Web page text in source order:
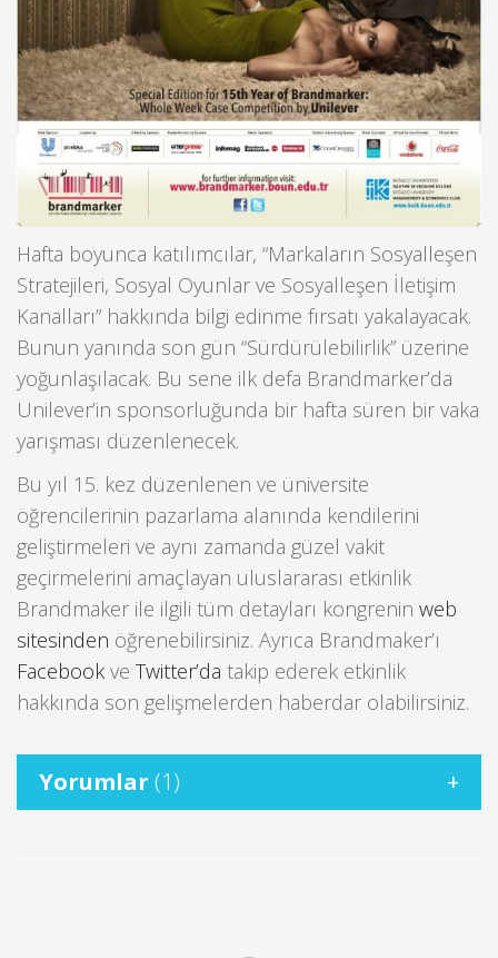
Hafta boyunca katılımcılar, “Markaların Sosyalleşen
Stratejileri, Sosyal Oyunlar ve Sosyalleşen İletişim
Kanalları” hakkında bilgi edinme fırsatı yakalayacak.
Bunun yanında son gün “Sürdürülebilirlik” üzerine
yoğunlaşılacak. Bu sene ilk defa Brandmarker’da
Unilever’in sponsorluğunda bir hafta süren bir vaka
yarışması düzenlenecek.
Bu yıl 15. kez düzenlenen ve üniversite
öğrencilerinin pazarlama alanında kendilerini
geliştirmeleri ve aynı zamanda güzel vakit
geçirmelerini amaçlayan uluslararası etkinlik
Brandmaker ile ilgili tüm detayları kongrenin web
sitesinden öğrenebilirsiniz. Ayrıca Brandmaker’ı
Facebook ve Twitter’da takip ederek etkinlik
hakkında son gelişmelerden haberdar olabilirsiniz.
Yorumlar (1)